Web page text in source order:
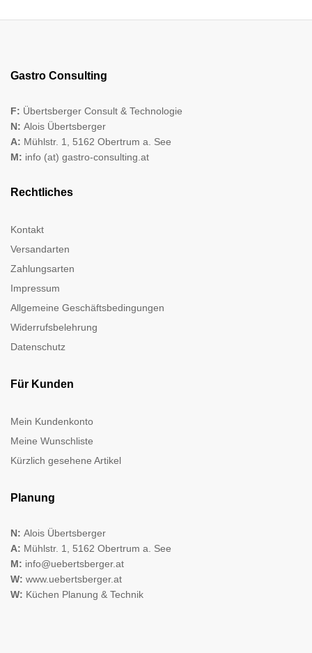
Gastro Consulting
F: Übertsberger Consult & Technologie
N: Alois Übertsberger
A: Mühlstr. 1, 5162 Obertrum a. See
M: info (at) gastro-consulting.at
Rechtliches
Kontakt
Versandarten
Zahlungsarten
Impressum
Allgemeine Geschäftsbedingungen
Widerrufsbelehrung
Datenschutz
Für Kunden
Mein Kundenkonto
Meine Wunschliste
Kürzlich gesehene Artikel
Planung
N: Alois Übertsberger
A: Mühlstr. 1, 5162 Obertrum a. See
M: info@uebertsberger.at
W: www.uebertsberger.at
W: Küchen Planung & Technik